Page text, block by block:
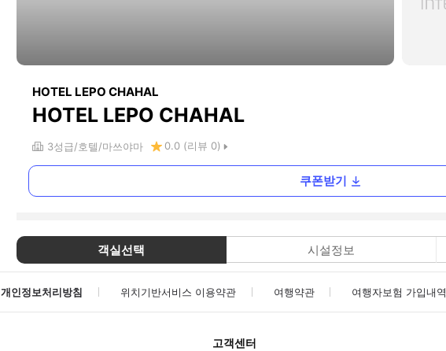
HOTEL LEPO CHAHAL
HOTEL LEPO CHAHAL
3성급 호텔 마쓰야마 0.0 (리뷰 0)
쿠폰받기
객실선택 시설정보
개인정보처리방침 위치기반서비스 이용약관 여행약관 여행자보험 가입내역
고객센터